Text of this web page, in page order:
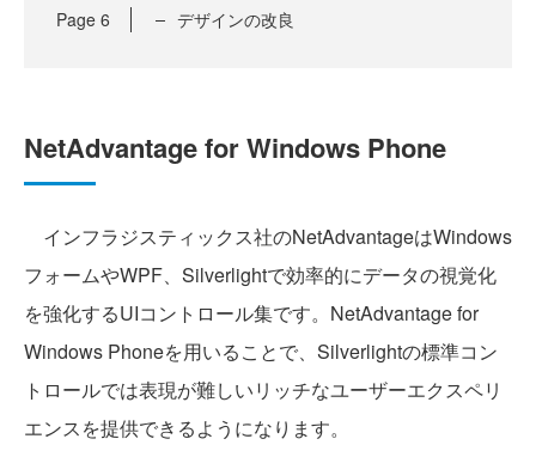
Page 6 デザインの改良
NetAdvantage for Windows Phone
インフラジスティックス社のNetAdvantageはWindows
フォームやWPF、Silverlightで効率的にデータの視覚化
を強化するUIコントロール集です。NetAdvantage for
Windows Phoneを用いることで、Silverlightの標準コン
トロールでは表現が難しいリッチなユーザーエクスペリ
エンスを提供できるようになります。